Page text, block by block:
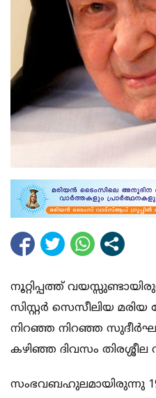
നൂറ്റിപ്പത്ത്
സിസ്റ്റര്‍ സെസീലിയ
നിറഞ്ഞ നിറഞ്ഞ
കഴിഞ്ഞ ദിവസം
സംഭവബഹുലമായിരുന്നു